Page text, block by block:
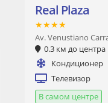
Real Plaza
★★★★
Av. Venustiano
0.3 км до центра
Кондиционер
Телевизор
В самом центре